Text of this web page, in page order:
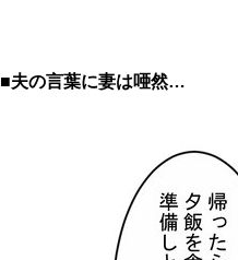
■夫の言葉に妻は唖然…